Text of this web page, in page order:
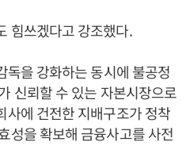
힘쓰겠다고 강조했다.
독을 강화하는 동시에 불공정
신뢰할 수 있는 자본시장으로
사에 건전한 지배구조가 정착
성을 확보해 금융사고를 사전